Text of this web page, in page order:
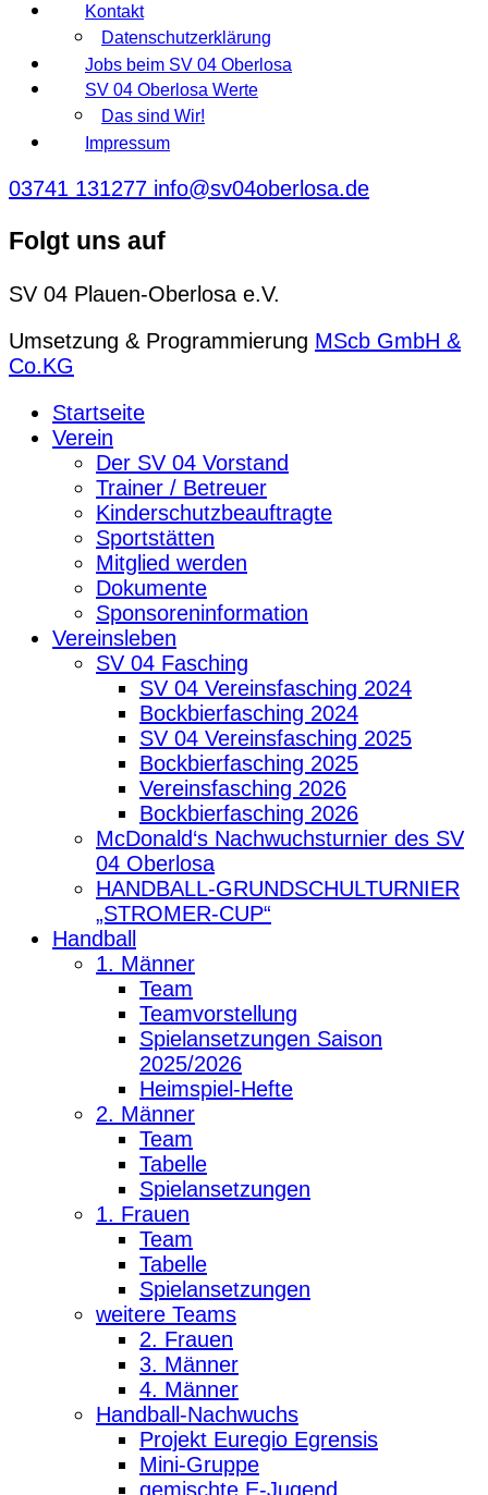
Kontakt
Datenschutzerklärung
Jobs beim SV 04 Oberlosa
SV 04 Oberlosa Werte
Das sind Wir!
Impressum
03741 131277 info@sv04oberlosa.de
Folgt uns auf
SV 04 Plauen-Oberlosa e.V.
Umsetzung & Programmierung MScb GmbH &
Co.KG
Startseite
Verein
Der SV 04 Vorstand
Trainer / Betreuer
Kinderschutzbeauftragte
Sportstätten
Mitglied werden
Dokumente
Sponsoreninformation
Vereinsleben
SV 04 Fasching
SV 04 Vereinsfasching 2024
Bockbierfasching 2024
SV 04 Vereinsfasching 2025
Bockbierfasching 2025
Vereinsfasching 2026
Bockbierfasching 2026
McDonald‘s Nachwuchsturnier des SV
04 Oberlosa
HANDBALL-GRUNDSCHULTURNIER
„STROMER-CUP“
Handball
1. Männer
Team
Teamvorstellung
Spielansetzungen Saison
2025/2026
Heimspiel-Hefte
2. Männer
Team
Tabelle
Spielansetzungen
1. Frauen
Team
Tabelle
Spielansetzungen
weitere Teams
2. Frauen
3. Männer
4. Männer
Handball-Nachwuchs
Projekt Euregio Egrensis
Mini-Gruppe
gemischte E-Jugend